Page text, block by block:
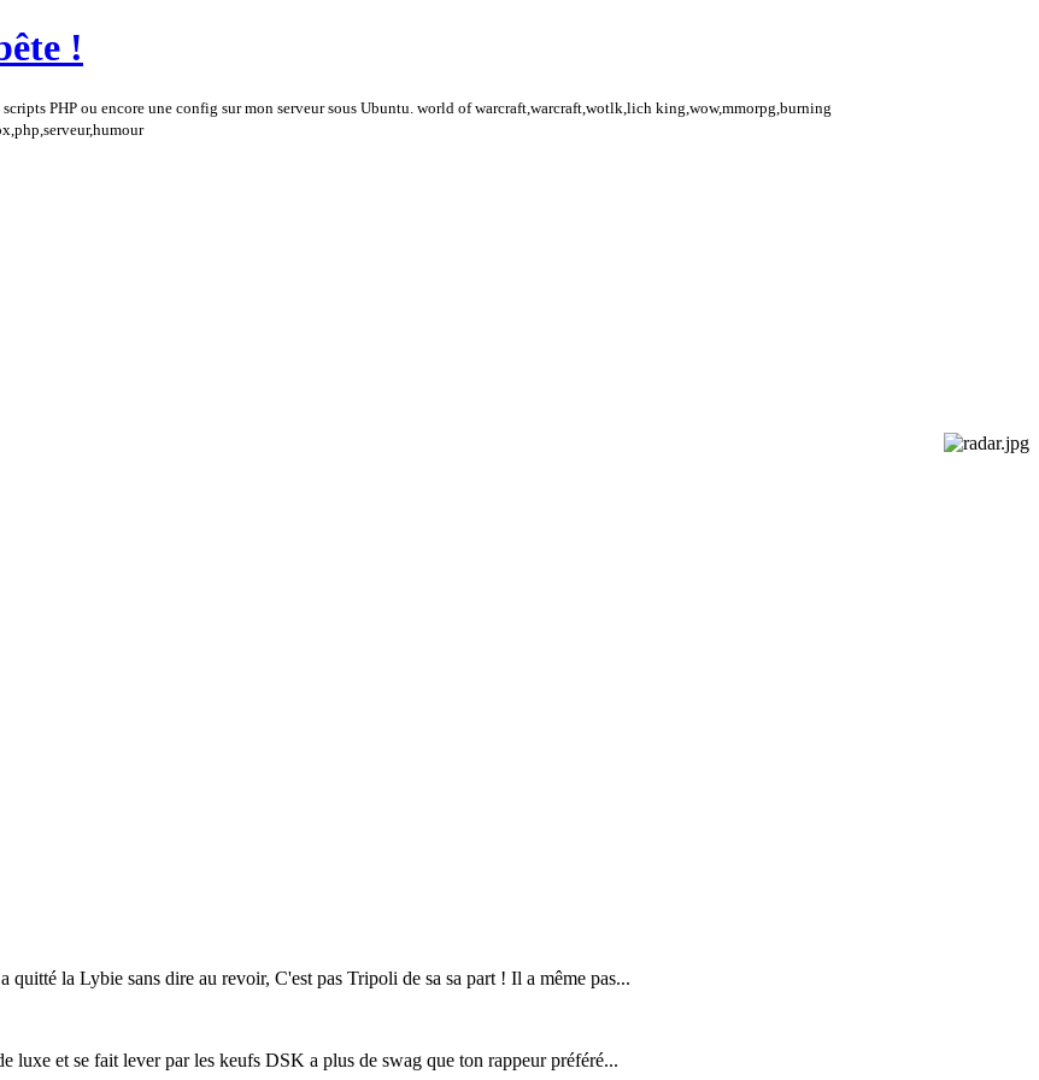
!
PHP ou encore une config sur mon serveur sous Ubuntu. world of warcraft,warcraft,wotlk,lich king,wow,mmorpg,burning
la Lybie sans dire au revoir, C'est pas Tripoli de sa sa part ! Il a même pas...
luxe et se fait lever par les keufs DSK a plus de swag que ton rappeur préféré...